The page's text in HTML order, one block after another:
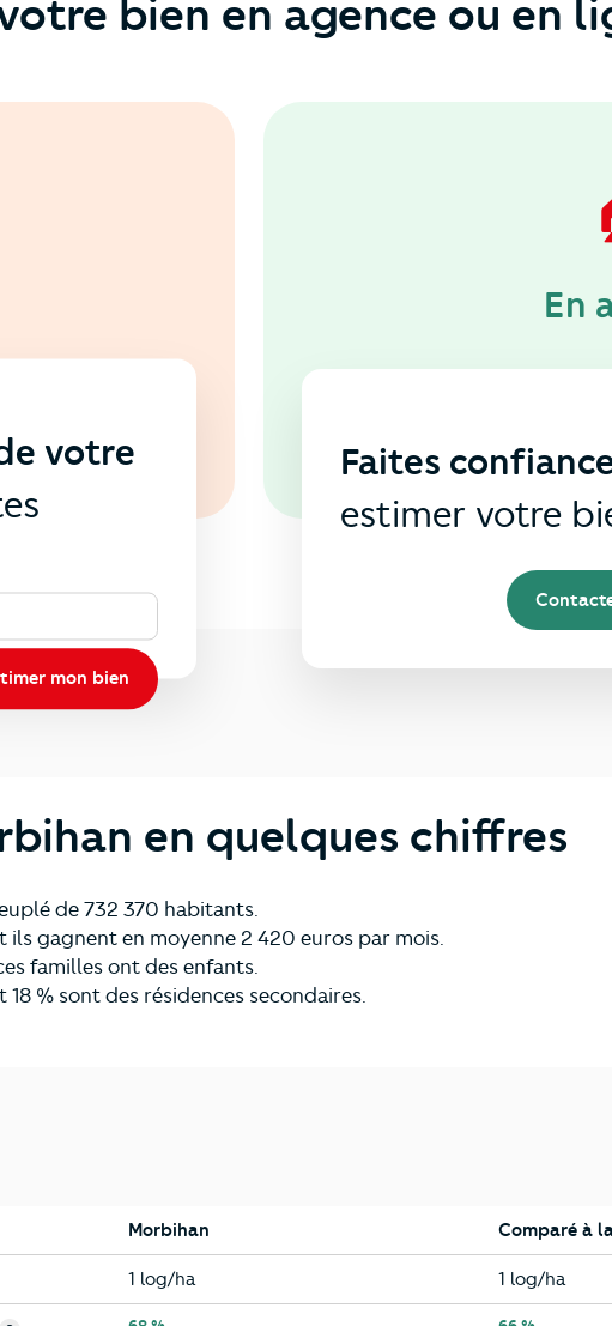
bien en agence ou en
votre
mon bien
En
Faites
estimer votre
en quelques chiffres
de 732 370 habitants.
gagnent en moyenne 2 420 euros par mois.
familles ont des enfants.
% sont des résidences secondaires.
Morbihan Comparé à
Morbihan
1 log/ha Bretagne
1 log/ha